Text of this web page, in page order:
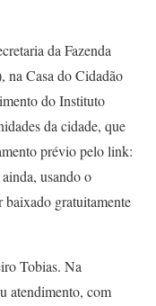
da Fazenda
na Casa do Cidadão
do Instituto
da cidade, que
prévio pelo link:
usando o
baixado gratuitamente
Tobias. Na
atendimento, com